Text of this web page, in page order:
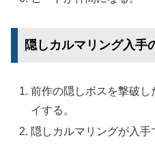
隠しカルマリング入手
前作の隠しボスを撃破し
イする。
隠しカルマリングが入手